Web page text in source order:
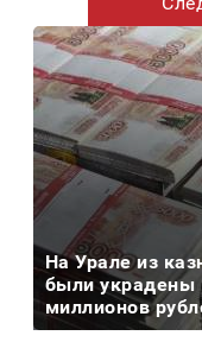
На Урале из
были украдены
миллионов